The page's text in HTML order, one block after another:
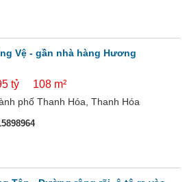
Vệ - gần nhà hàng Hương
tỷ 108 m²
phố Thanh Hóa, Thanh Hóa